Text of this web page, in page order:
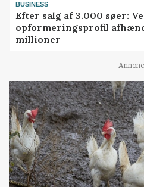
BUSINESS
Efter salg af 3.000 søer:
opformeringsprofil
millioner